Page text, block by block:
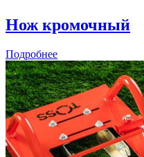
Нож кромочный
Подробнее